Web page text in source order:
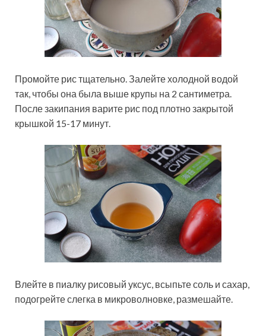
Промойте рис тщательно. Залейте холодной водой
так, чтобы она была выше крупы на 2 сантиметра.
После закипания варите рис под плотно закрытой
крышкой 15-17 минут.
Влейте в пиалку рисовый уксус, всыпьте соль и сахар,
подогрейте слегка в микроволновке, размешайте.